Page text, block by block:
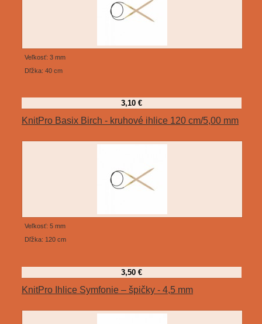
Veľkosť: 3 mm
Dľžka: 40 cm
3,10 €
KnitPro Basix Birch - kruhové ihlice 120 cm/5,00 mm
Veľkosť: 5 mm
Dľžka: 120 cm
3,50 €
KnitPro Ihlice Symfonie – špičky - 4,5 mm